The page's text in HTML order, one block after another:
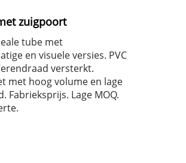
zuigpoort
tube met
en visuele versies. PVC
versterkt.
met hoog volume en lage
Fabrieksprijs. Lage MOQ.